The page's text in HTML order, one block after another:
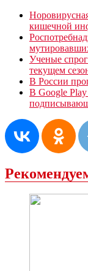
кишечной
Ученые
текущем
В России
В Google